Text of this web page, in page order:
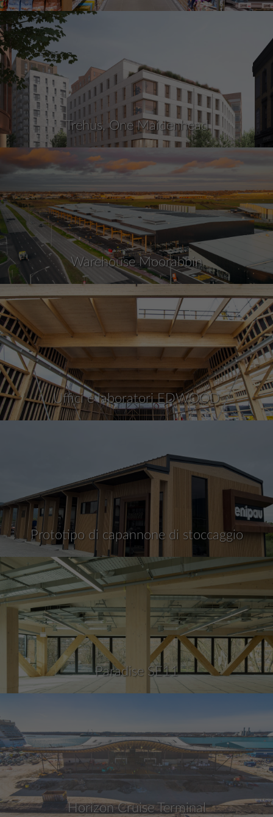
Trehus, One Maidenhead
Warehouse Moorabbin
Uffici e laboratori EDWOOD
Prototipo di capannone di stoccaggio
Paradise SE11
Horizon Cruise Terminal